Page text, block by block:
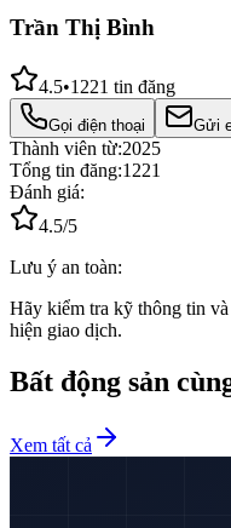
Trần Thị Bình
4.5•1221 tin đăng
Gọi điện thoại Gửi
Thành viên từ:2025
Tổng tin đăng:1221
Đánh giá:
4.5/5
Lưu ý an toàn:
Hãy kiểm tra kỹ thông tin
hiện giao dịch.
Bất động sản
Xem tất cả